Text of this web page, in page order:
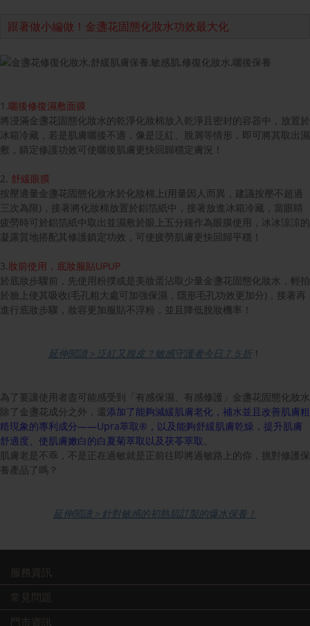
跟著做小編做！金盞花固態化妝水功效最大化
1.曬後修復濕敷面膜
將浸滿金盞花固態化妝水的乾淨化妝棉放入乾淨且密封的容器中，放置於
冰箱冷藏，若是肌膚曬後不適，像是泛紅、脫屑等情形，即可將其取出濕
敷，鎮定修護功效可使曬後肌膚更快回歸穩定膚況！
2. 舒緩眼膜
按壓適量金盞花固態化妝水於化妝棉上(用量因人而異，建議按壓不超過
三次為限)，接著將化妝棉放置於鋁箔紙中，接著放進冰箱冷藏，當眼睛
疲勞時可於鋁箔紙中取出並濕敷於眼上五分鐘作為眼膜使用，冰冰涼涼的
凝露質地搭配其修護鎮定功效，可使疲勞肌膚更快回歸平穩！
3.妝前使用，底妝服貼UPUP
於底妝步驟前，先使用粉撲或是美妝蛋沾取少量金盞花固態化妝水，輕拍
於臉上使其吸收(毛孔粗大處可加強保濕，隱形毛孔功效更加分)，接著再
進行底妝步驟，妝容更加服貼不浮粉，並且降低脫妝機率！
延伸閱讀＞泛紅又脫皮？敏感守護者今日７５折！
為了要讓使用者盡可能感受到「有感保濕、有感修護」金盞花固態化妝水
除了金盞花成分之外，還添加了能夠減緩肌膚老化，補水並且改善肌膚粗
糙現象的專利成分——Upra萃取®，以及能夠舒緩肌膚乾燥，提升肌膚
舒適度、使肌膚嫩白的白夏菊萃取以及茯苓萃取
肌膚老是不乖，不是正在過敏就是正前往即將過敏路上的你，挑對修護保
養產品了嗎？
延伸閱讀＞針對敏感的初熟肌訂製的爆水保養！
服務資訊
常見問題
門市資訊